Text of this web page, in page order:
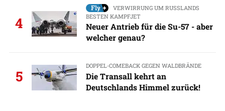
4
VERWIRRUNG UM RUSSLANDS
BESTEN KAMPFJET
Neuer Antrieb für die Su-57 - aber
welcher genau?
5
DOPPEL-COMEBACK GEGEN WALDBRÄNDE
Die Transall kehrt an
Deutschlands Himmel zurück!